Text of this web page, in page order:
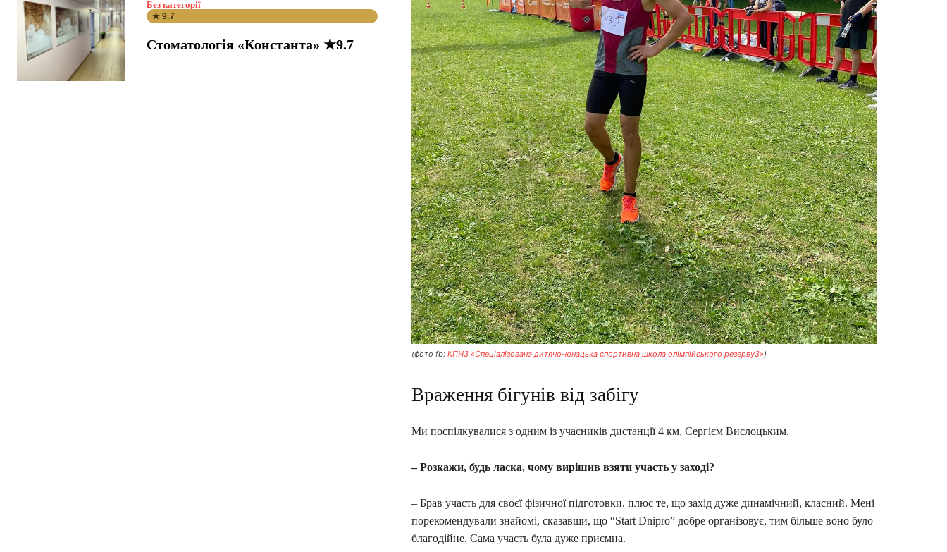
Без категорії
★ 9.7
Стоматологія «Константа» ★9.7
(фото fb: КПНЗ «Спеціалізована дитячо-юнацька спортивна школа олімпійського резерву3»)
Враження бігунів від забігу
Ми поспілкувалися з одним із учасників дистанції 4 км, Сергієм Вислоцьким.
– Розкажи, будь ласка, чому вирішив взяти участь у заході?
– Брав участь для своєї фізичної підготовки, плюс те, що захід дуже динамічний, класний. Мені
порекомендували знайомі, сказавши, що “Start Dnipro” добре організовує, тим більше воно було
благодійне. Сама участь була дуже приємна.